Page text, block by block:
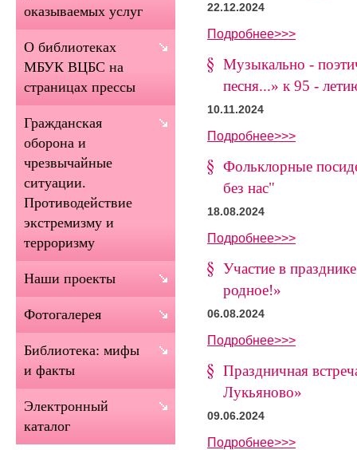
22.12.2024
Подробнее>>>
Музыкально -
песня...» к 95 -
10.11.2024
Подробнее>>>
Фольклорные
без нас"
18.08.2024
Подробнее>>>
Участие в
родное!»
06.08.2024
Подробнее>>>
Праздничная
Лукьяново»
09.06.2024
Подробнее>>>
оказываемых услуг
О библиотеках
МБУК ВЦБС на
страницах прессы
Гражданская
оборона и
чрезвычайные
ситуации.
Противодействие
экстремизму и
терроризму
Наши проекты
Фотогалерея
Библиотека: мифы
и факты
Электронный
каталог